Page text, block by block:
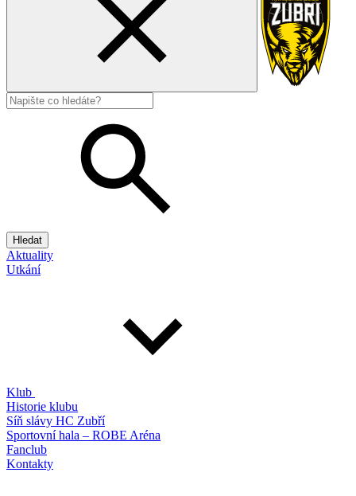
Hledat
Aktuality
Utkání
Klub
Historie klubu
Síň slávy HC Zubří
Sportovní hala – ROBE Aréna
Fanclub
Kontakty